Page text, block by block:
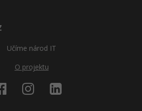
Učíme národ IT
O projektu